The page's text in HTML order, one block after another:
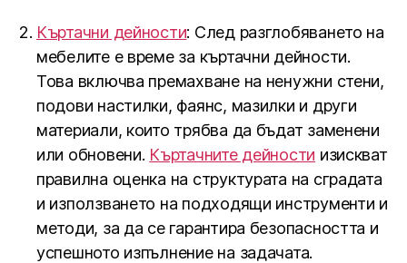
Къртачни дейности: След разглобяването на
мебелите е време за къртачни дейности.
Това включва премахване на ненужни стени,
подови настилки, фаянс, мазилки и други
материали, които трябва да бъдат заменени
или обновени. Къртачните дейности изискват
правилна оценка на структурата на сградата
и използването на подходящи инструменти и
методи, за да се гарантира безопасността и
успешното изпълнение на задачата.